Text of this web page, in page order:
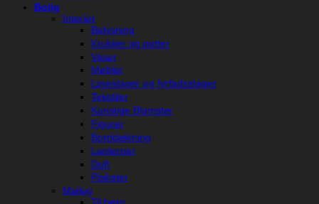
Bolig
Interiør
Belysning
Krukker og potter
Vaser
Møbler
Lysestager og fyrfadsstager
Tekstiler
Kunstige Blomster
Figurer
Borddækning
Lanterner
Duft
Plakater
Maileg